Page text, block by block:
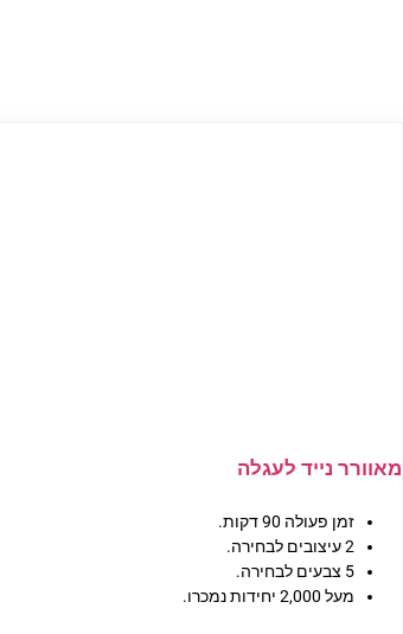
מאוורר נייד לעגלה
זמן פעולה 90 דקות.
2 עיצובים לבחירה.
5 צבעים לבחירה.
מעל 2,000 יחידות נמכרו.